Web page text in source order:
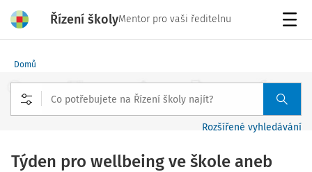
Řízení školyMentor pro vaši ředitelnu
Domů
Rozšířené vyhledávání
Týden pro wellbeing ve škole aneb